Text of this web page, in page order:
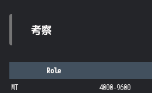
考察
Role
MT
4000-9600